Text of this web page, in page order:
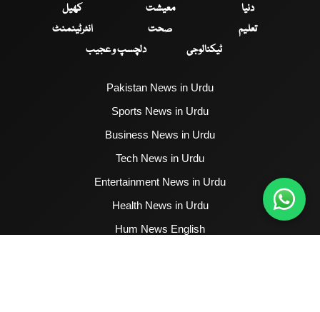
دنیا
معیشت
کھیل
تعلیم
صحت
انٹرٹینمنٹ
ٹیکنالوجی
دلچسپ و عجیب
Pakistan News in Urdu
Sports News in Urdu
Business News in Urdu
Tech News in Urdu
Entertainment News in Urdu
Health News in Urdu
Hum News English